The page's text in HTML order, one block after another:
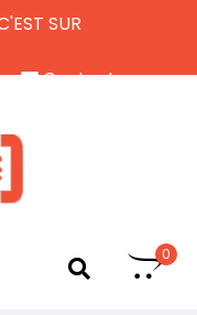
SUR
Contactez-nous
0